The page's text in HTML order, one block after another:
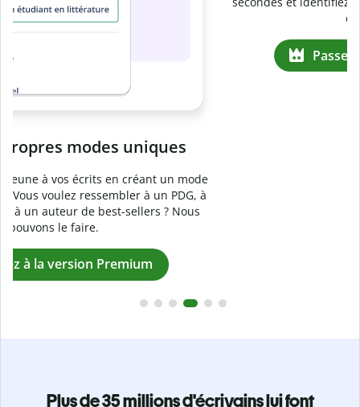
Prévenezle plagiat involontaire
Vérifiez que vos écrits sont 100 % les vôtres grâce au
logiciel anti-plagiat. Analysez votre document en quelques
secondes et identifiez les citations manquantes dans plus
Passez à la version Premium
Plus de 35 millions d'écrivains lui font